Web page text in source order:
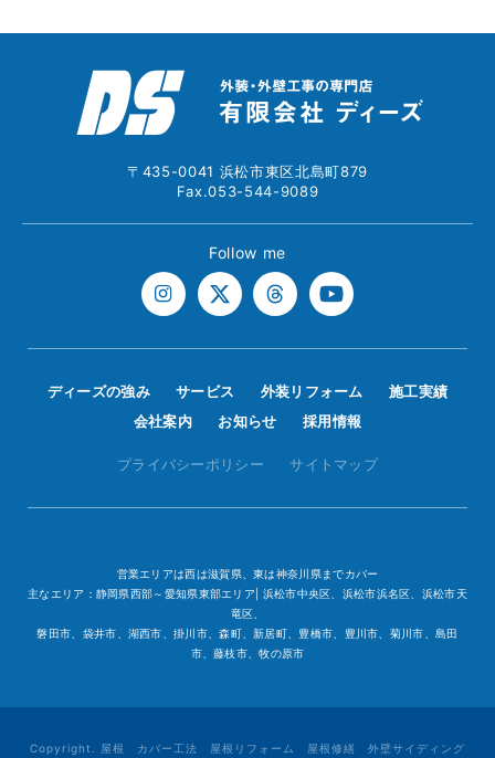
〒435-0041 浜松市東区北島町879
Fax.053-544-9089
Follow me
ディーズの強み サービス 外装リフォーム
施工実績
会社案内
お知らせ 採用情報
プライバシーポリシー サイトマップ
営業エリアは西は滋賀県、東は神奈川県までカバー
主なエリア：静岡県西部～愛知県東部エリア| 浜松市中央区、浜松市浜名区、浜松市天
竜区、
磐田市、袋井市、湖西市、掛川市、森町、新居町、豊橋市、豊川市、菊川市、島田
市、藤枝市、牧の原市
Copyright. 屋根 カバー工法 屋根リフォーム 屋根修繕 外壁サイディング